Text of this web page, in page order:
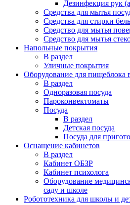
Дезинфекция рук
Средства для мытья
Средства для стирки
Средство для мытья
Средство для мытья
Напольные покрытия
В раздел
Уличные покрытия
Оборудование для пищеблока
В раздел
Одноразовая посуда
Пароконвектоматы
Посуда
В раздел
Детская посуда
Посуда для
Оснащение кабинетов
В раздел
Кабинет ОБЗР
Кабинет психолога
Оборудование
саду и школе
Робототехника для школы и